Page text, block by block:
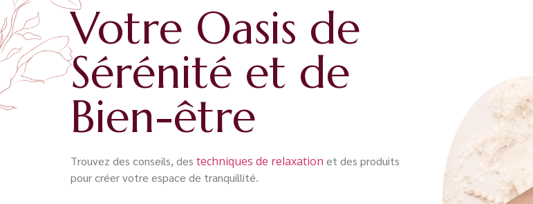
Votre Oasis de
Sérénité et de
Bien-être
Trouvez des conseils, des techniques de relaxation et des produits
pour créer votre espace de tranquillité.